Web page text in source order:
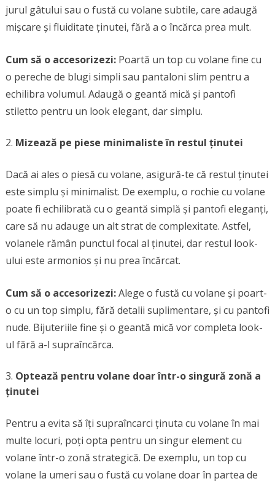
jurul gâtului sau o fustă cu volane subtile, care adaugă
mișcare și fluiditate ținutei, fără a o încărca prea mult.
Cum să o accesorizezi:Poartă un top cu volane fine cu
o pereche de blugi simpli sau pantaloni slim pentru a
echilibra volumul. Adaugă o geantă mică și pantofi
stiletto pentru un look elegant, dar simplu.
Mizează pe piese minimaliste în restul ținutei
Dacă ai ales o piesă cu volane, asigură-te că restul ținutei
este simplu și minimalist. De exemplu, o rochie cu volane
poate fi echilibrată cu o geantă simplă și pantofi eleganți,
care să nu adauge un alt strat de complexitate. Astfel,
volanele rămân punctul focal al ținutei, dar restul look-
ului este armonios și nu prea încărcat.
Cum să o accesorizezi:Alege o fustă cu volane și poart-
o cu un top simplu, fără detalii suplimentare, și cu pantofi
nude. Bijuteriile fine și o geantă mică vor completa look-
ul fără a-l supraîncărca.
Optează pentru volane doar într-o singură zonă a
ținutei
Pentru a evita să îți supraîncarci ținuta cu volane în mai
multe locuri, poți opta pentru un singur element cu
volane într-o zonă strategică. De exemplu, un top cu
volane la umeri sau o fustă cu volane doar în partea de